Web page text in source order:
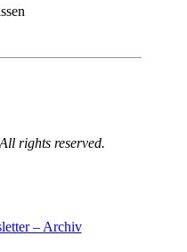
rights reserved.
– Archiv